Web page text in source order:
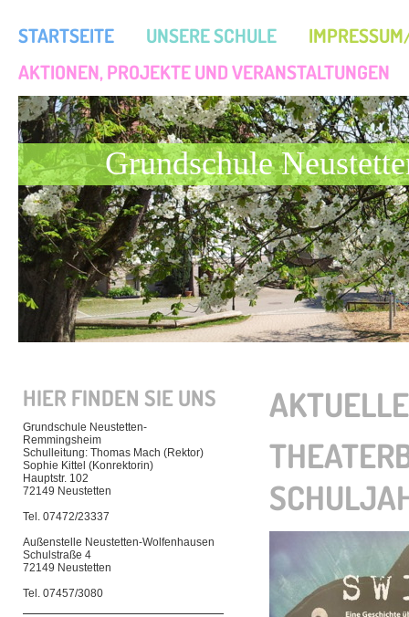
STARTSEITE UNSERE SCHULE
AKTIONEN, PROJEKTE UND VERANSTALTUNGEN
Grundschule
HIER FINDEN SIE UNS
Grundschule Neustetten-
Remmingsheim
Schulleitung: Thomas Mach (Rektor)
Sophie Kittel (Konrektorin)
Hauptstr. 102
72149 Neustetten
Tel. 07472/23337
Außenstelle Neustetten-Wolfenhausen
Schulstraße 4
72149 Neustetten
Tel. 07457/3080